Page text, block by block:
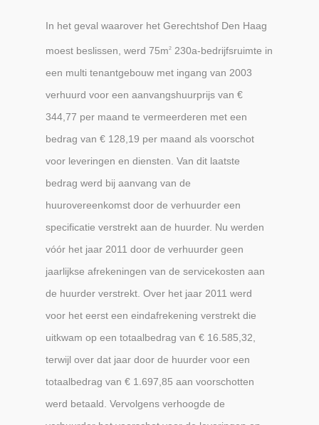
In het geval waarover het Gerechtshof Den Haag
moest beslissen, werd 75m2
230a-bedrijfsruimte in
een multi tenantgebouw met ingang van 2003
verhuurd voor een aanvangshuurprijs van €
344,77 per maand te vermeerderen met een
bedrag van € 128,19 per maand als voorschot
voor leveringen en diensten. Van dit laatste
bedrag werd bij aanvang van de
huurovereenkomst door de verhuurder een
specificatie verstrekt aan de huurder. Nu werden
vóór het jaar 2011 door de verhuurder geen
jaarlijkse afrekeningen van de servicekosten aan
de huurder verstrekt. Over het jaar 2011 werd
voor het eerst een eindafrekening verstrekt die
uitkwam op een totaalbedrag van € 16.585,32,
terwijl over dat jaar door de huurder voor een
totaalbedrag van € 1.697,85 aan voorschotten
werd betaald. Vervolgens verhoogde de